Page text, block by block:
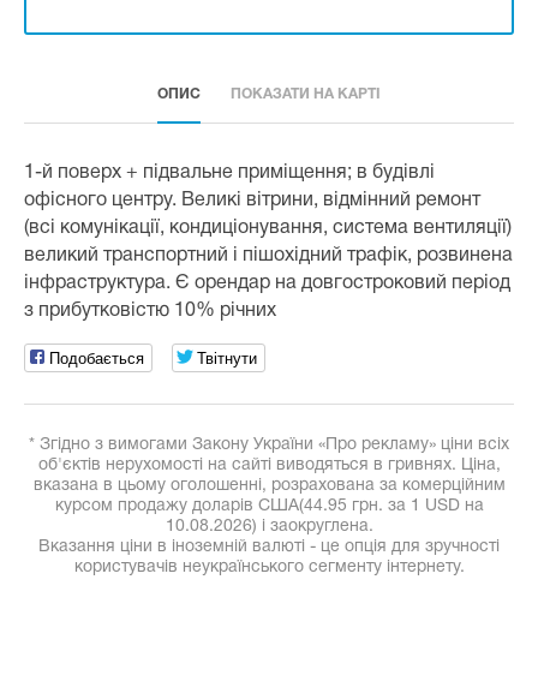
ОПИС ПОКАЗАТИ НА КАРТІ
1-й поверх + підвальне приміщення; в будівлі
офісного центру. Великі вітрини, відмінний ремонт
(всі комунікації, кондиціонування, система вентиляції)
великий транспортний і пішохідний трафік, розвинена
інфраструктура. Є орендар на довгостроковий період
з прибутковістю 10% річних
Подобається Твітнути
* Згідно з вимогами Закону України «Про рекламу» ціни всіх
об'єктів нерухомості на сайті виводяться в гривнях. Ціна,
вказана в цьому оголошенні, розрахована за комерційним
курсом продажу доларів США(44.95 грн. за 1 USD на
10.08.2026) і заокруглена.
Вказання ціни в іноземній валюті - це опція для зручності
користувачів неукраїнського сегменту інтернету.